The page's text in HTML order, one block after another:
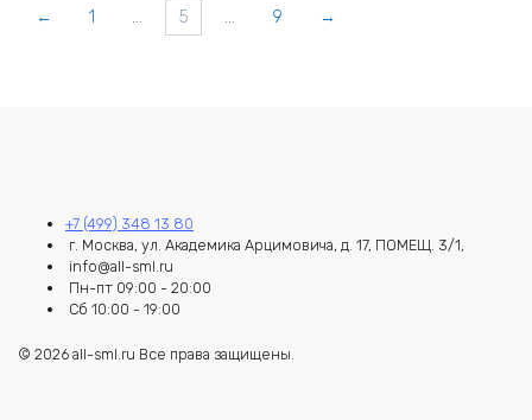
← 1 … 5 … 9 →
+7 (499) 348 13 80
г. Москва, ул. Академика Арцимовича, д. 17, ПОМЕЩ. 3/1,
info@all-sml.ru
Пн-пт 09:00 - 20:00
Сб 10:00 - 19:00
© 2026 all-sml.ru Все права защищены.